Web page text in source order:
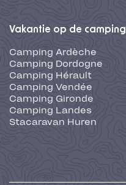
Vakantie op de camping
Camping Ardèche
Camping Dordogne
Camping Hérault
Camping Vendée
Camping Gironde
Camping Landes
Stacaravan Huren